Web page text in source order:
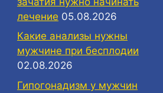
лечение 05.08.2026
Какие анализы нужны
мужчине при бесплодии
02.08.2026
Гипогонадизм у мужчин